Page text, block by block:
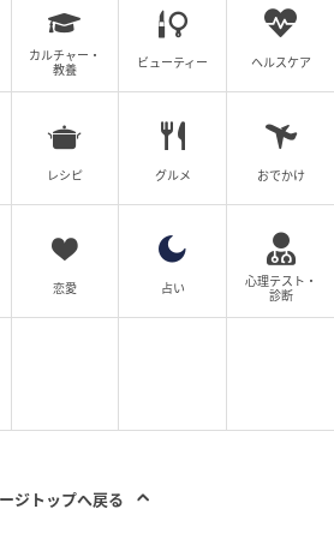
ジェンドの回想に、アルピーの
な信頼関係と約束事を何よりも
姿を見て、松尾さんは「厳格な
ート」という深いプロの仕事観
ました。
偶然の出会いで天職を見つけ、
続けてきたカンパニー松尾さん
ングラな世界の裏側にある純粋
化人が1番やばい〜Produced by
カルチャー・
教養
ビューティー ヘルスケア
レシピ グルメ おでかけ
恋愛 占い
心理テスト・
診断
ジトップへ戻る